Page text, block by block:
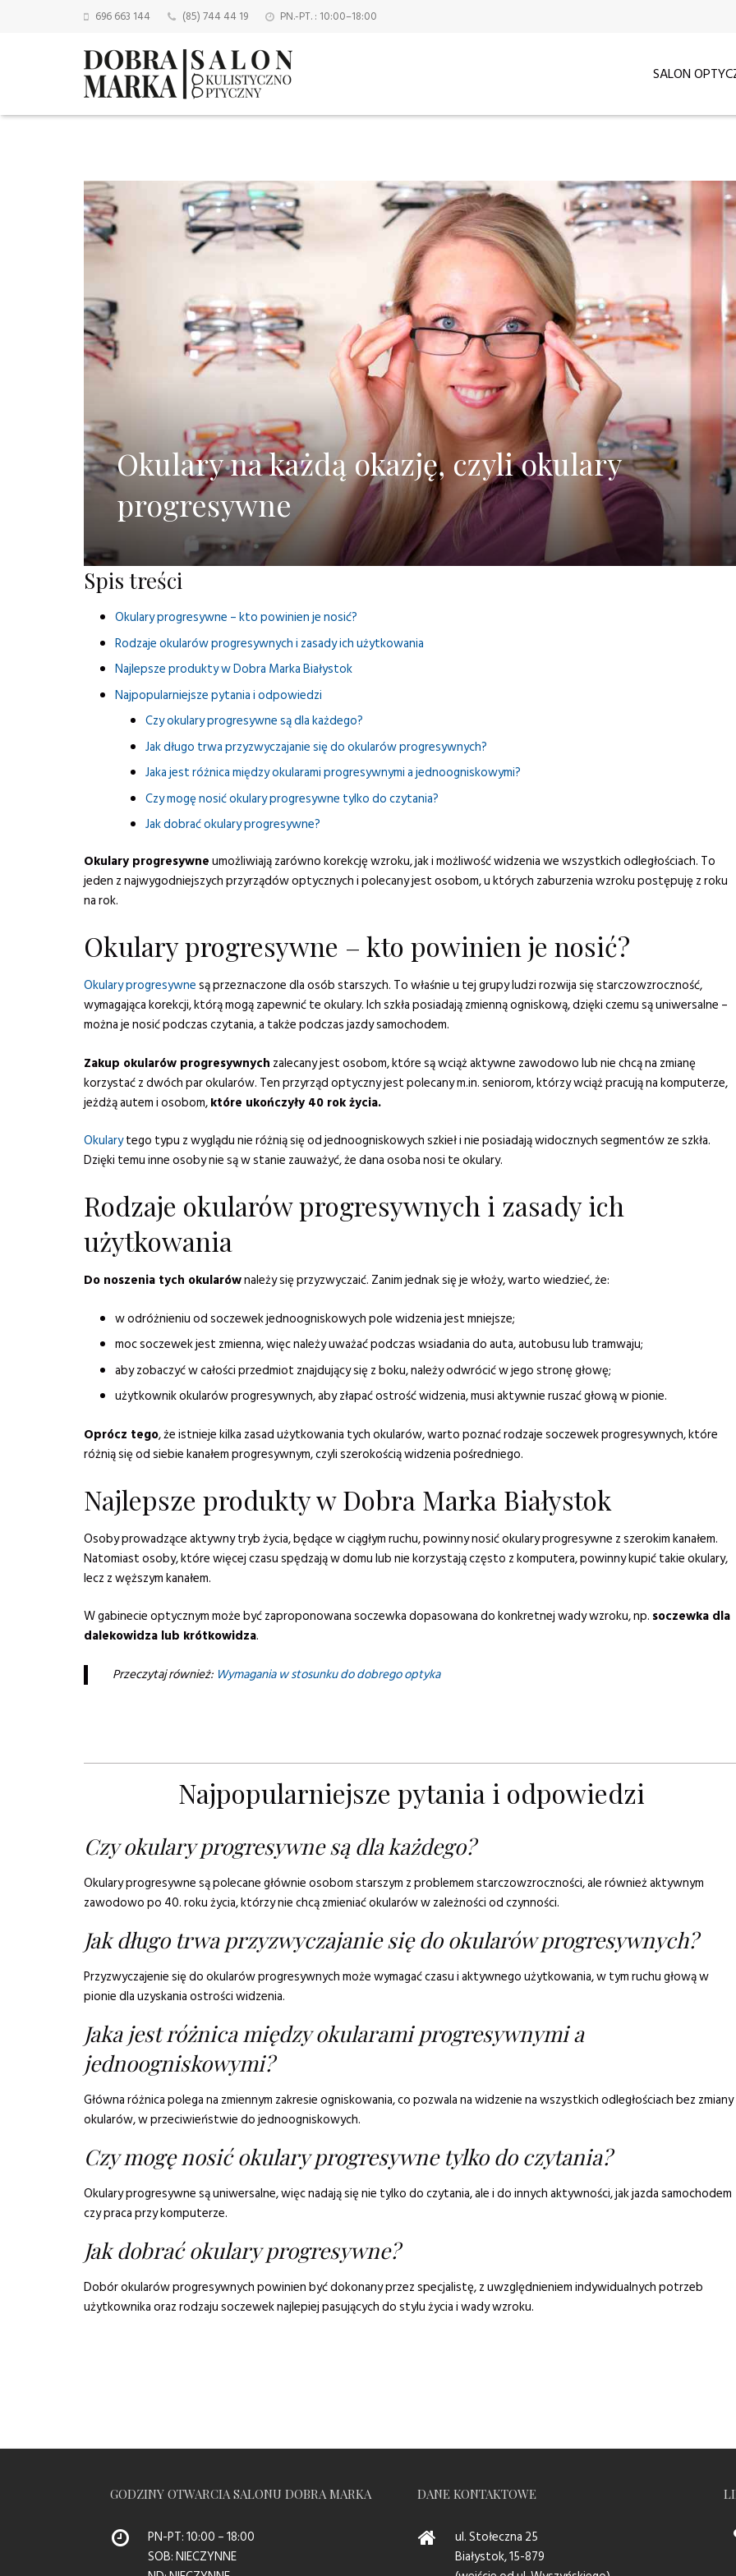
696 663 144 (85) 744 44 19 PN.-PT. : 10:00–18:00
SALON
Okulary na każdą okazję, czyli okulary
progresywne
Spis treści
Okulary progresywne – kto powinien je nosić?
Rodzaje okularów progresywnych i zasady ich użytkowania
Najlepsze produkty w Dobra Marka Białystok
Najpopularniejsze pytania i odpowiedzi
Czy okulary progresywne są dla każdego?
Jak długo trwa przyzwyczajanie się do okularów progresywnych?
Jaka jest różnica między okularami progresywnymi a jednoogniskowymi?
Czy mogę nosić okulary progresywne tylko do czytania?
Jak dobrać okulary progresywne?
Okulary progresywneumożliwiają zarówno korekcję wzroku, jak i możliwość widzenia we wszystkich odległościach. To
jeden z najwygodniejszych przyrządów optycznych i polecany jest osobom, u których zaburzenia wzroku postępuję z roku
na rok.
Okulary progresywne – kto powinien je nosić?
Okulary progresywnesą przeznaczone dla osób starszych. To właśnie u tej grupy ludzi rozwija się starczowzroczność,
wymagająca korekcji, którą mogą zapewnić te okulary. Ich szkła posiadają zmienną ogniskową, dzięki czemu są uniwersalne –
można je nosić podczas czytania, a także podczas jazdy samochodem.
Zakup okularów progresywnych zalecany jest osobom, które są wciąż aktywne zawodowo lub nie chcą na zmianę
korzystać z dwóch par okularów. Ten przyrząd optyczny jest polecany m.in. seniorom, którzy wciąż pracują na komputerze,
jeżdżą autem i osobom,które ukończyły 40 rok życia.
Okularytego typu z wyglądu nie różnią się od jednoogniskowych szkieł i nie posiadają widocznych segmentów ze szkła.
Dzięki temu inne osoby nie są w stanie zauważyć, że dana osoba nosi te okulary.
Rodzaje okularów progresywnych i zasady ich
użytkowania
Do noszenia tych okularównależy się przyzwyczaić. Zanim jednak się je włoży, warto wiedzieć, że:
w odróżnieniu od soczewek jednoogniskowych pole widzenia jest mniejsze;
moc soczewek jest zmienna, więc należy uważać podczas wsiadania do auta, autobusu lub tramwaju;
aby zobaczyć w całości przedmiot znajdujący się z boku, należy odwrócić w jego stronę głowę;
użytkownik okularów progresywnych, aby złapać ostrość widzenia, musi aktywnie ruszać głową w pionie.
Oprócz tego, że istnieje kilka zasad użytkowania tych okularów, warto poznać rodzaje soczewek progresywnych, które
różnią się od siebie kanałem progresywnym, czyli szerokością widzenia pośredniego.
Najlepsze produkty w Dobra Marka Białystok
Osoby prowadzące aktywny tryb życia, będące w ciągłym ruchu, powinny nosić okulary progresywne z szerokim kanałem.
Natomiast osoby, które więcej czasu spędzają w domu lub nie korzystają często z komputera, powinny kupić takie okulary,
lecz z węższym kanałem.
W gabinecie optycznym może być zaproponowana soczewka dopasowana do konkretnej wady wzroku, np. soczewka dla
dalekowidza lub krótkowidza.
Przeczytaj również: Wymagania w stosunku do dobrego optyka
Najpopularniejsze pytania i odpowiedzi
Czy okulary progresywne są dla każdego?
Okulary progresywne są polecane głównie osobom starszym z problemem starczowzroczności, ale również aktywnym
zawodowo po 40. roku życia, którzy nie chcą zmieniać okularów w zależności od czynności.
Jak długo trwa przyzwyczajanie się do okularów progresywnych?
Przyzwyczajenie się do okularów progresywnych może wymagać czasu i aktywnego użytkowania, w tym ruchu głową w
pionie dla uzyskania ostrości widzenia.
Jaka jest różnica między okularami progresywnymi a
jednoogniskowymi?
Główna różnica polega na zmiennym zakresie ogniskowania, co pozwala na widzenie na wszystkich odległościach bez zmiany
okularów, w przeciwieństwie do jednoogniskowych.
Czy mogę nosić okulary progresywne tylko do czytania?
Okulary progresywne są uniwersalne, więc nadają się nie tylko do czytania, ale i do innych aktywności, jak jazda samochodem
czy praca przy komputerze.
Jak dobrać okulary progresywne?
Dobór okularów progresywnych powinien być dokonany przez specjalistę, z uwzględnieniem indywidualnych potrzeb
użytkownika oraz rodzaju soczewek najlepiej pasujących do stylu życia i wady wzroku.
GODZINY OTWARCIA SALONU DOBRA MARKA
PN-PT: 10:00 – 18:00
SOB: NIECZYNNE
DANE KONTAKTOWE
ul. Stołeczna 25
Białystok, 15-879